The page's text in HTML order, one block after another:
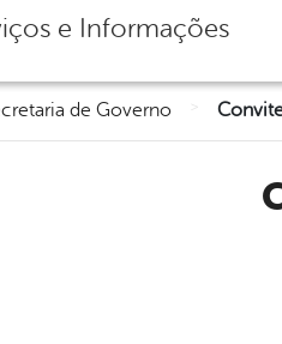
principal de navegação
e Informações
de Governo